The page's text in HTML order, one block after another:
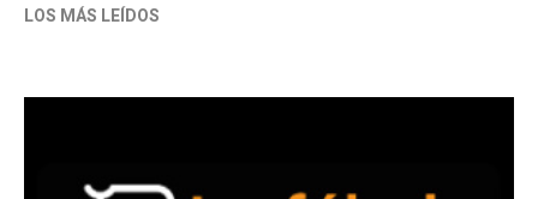
LOS MÁS LEÍDOS